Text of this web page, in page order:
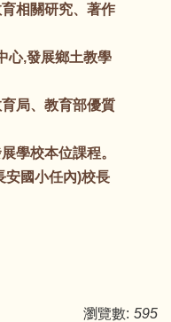
相關研究、著作
心,發展鄉土教學
局、教育部優質
學校本位課程。
安國小任內)校長
瀏覽數: 595